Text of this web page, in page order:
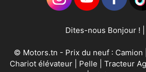
Dites-nous Bonjour !
© Motors.tn - Prix du neuf : Camion
Chariot élévateur
Pelle Tracteur